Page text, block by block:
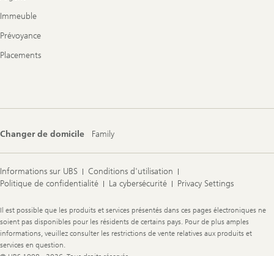
Immeuble
Prévoyance
Placements
Changer de domicile Family
Informations sur UBS
Conditions d'utilisation
Politique de confidentialité
La cybersécurité Privacy Settings
Legal
Information
Il est possible que les produits et services présentés dans ces pages électroniques ne
soient pas disponibles pour les résidents de certains pays. Pour de plus amples
informations, veuillez consulter les restrictions de vente relatives aux produits et
services en question.